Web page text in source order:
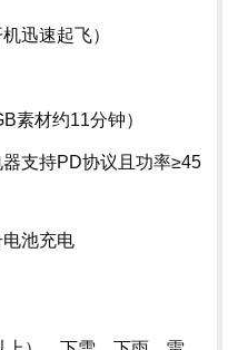
迅速起飞）
素材约11分钟）
支持PD协议且功率≥45
池充电